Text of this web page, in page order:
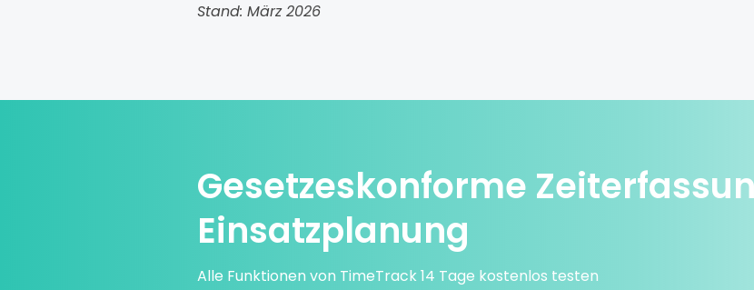
Stand: März2026
Gesetzeskonforme
Einsatzplanung
Alle Funktionen von TimeTrack 14 Tage kostenlos testen